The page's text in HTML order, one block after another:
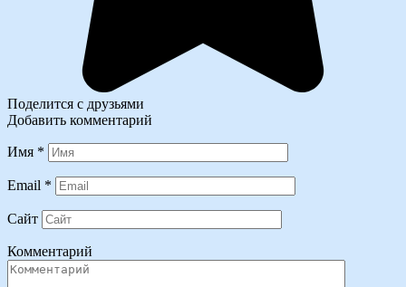
Поделится с друзьями
Добавить комментарий
Имя *
Email *
Сайт
Комментарий